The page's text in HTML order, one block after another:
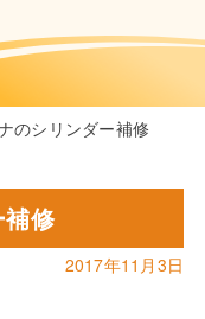
のシリンダー補修
補修
2017年11月3日